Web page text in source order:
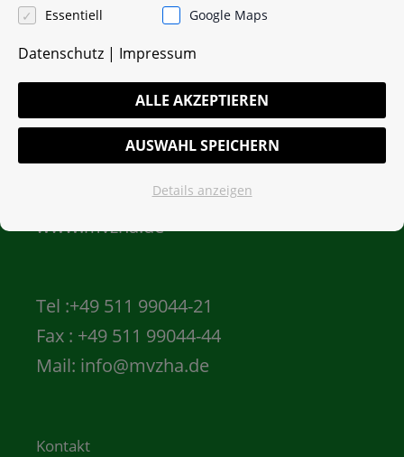
Medizinisches
Versorgungszentrum am
Eichstraße 2
30161 Hannover
www.mvzha.de
Tel :+49 511 99044-21
Fax : +49 511 99044-44
Mail: info@mvzha.de
Kontakt
Essentiell Google Maps
Datenschutz | Impressum
ALLE AKZEPTIEREN
AUSWAHL SPEICHERN
Details anzeigen